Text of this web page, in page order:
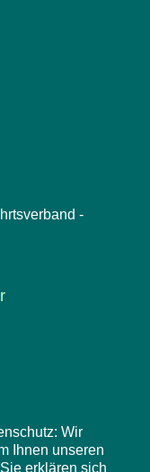
Wir
Ihnen unseren
erklären sich